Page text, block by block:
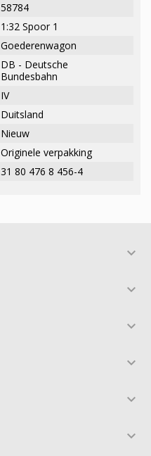
58784
1:32 Spoor 1
Goederenwagon
DB - Deutsche
Bundesbahn
IV
Duitsland
Nieuw
Originele verpakking
31 80 476 8 456-4





